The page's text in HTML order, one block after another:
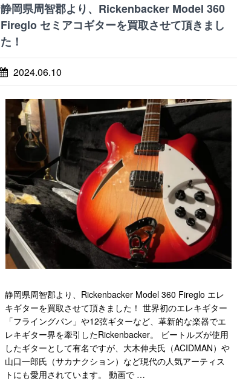
静岡県周智郡より、Rickenbacker Model 360
Fireglo セミアコギターを買取させて頂きまし
た！
2024.06.10
静岡県周智郡より、Rickenbacker Model 360 Fireglo エレ
キギターを買取させて頂きました！ 世界初のエレキギター
「フライングパン」や12弦ギターなど、革新的な楽器でエ
レキギター界を牽引したRickenbacker。 ビートルズが使用
したギターとして有名ですが、大木伸夫氏（ACIDMAN）や
山口一郎氏（サカナクション）など現代の人気アーティス
トにも愛用されています。 動画で …